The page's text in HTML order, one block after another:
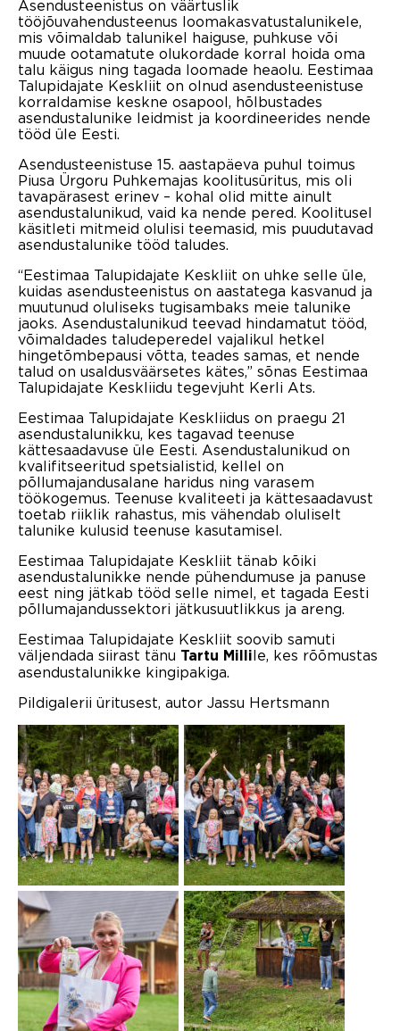
Asendusteenistus on väärtuslik
tööjõuvahendusteenus loomakasvatustalunikele,
mis võimaldab talunikel haiguse, puhkuse või
muude ootamatute olukordade korral hoida oma
talu käigus ning tagada loomade heaolu. Eestimaa
Talupidajate Keskliit on olnud asendusteenistuse
korraldamise keskne osapool, hõlbustades
asendustalunike leidmist ja koordineerides nende
tööd üle Eesti.
Asendusteenistuse 15. aastapäeva puhul toimus
Piusa Ürgoru Puhkemajas koolitusüritus, mis oli
tavapärasest erinev – kohal olid mitte ainult
asendustalunikud, vaid ka nende pered. Koolitusel
käsitleti mitmeid olulisi teemasid, mis puudutavad
asendustalunike tööd taludes.
“Eestimaa Talupidajate Keskliit on uhke selle üle,
kuidas asendusteenistus on aastatega kasvanud ja
muutunud oluliseks tugisambaks meie talunike
jaoks. Asendustalunikud teevad hindamatut tööd,
võimaldades taludeperedel vajalikul hetkel
hingetõmbepausi võtta, teades samas, et nende
talud on usaldusväärsetes kätes,” sõnas Eestimaa
Talupidajate Keskliidu tegevjuht Kerli Ats.
Eestimaa Talupidajate Keskliidus on praegu 21
asendustalunikku, kes tagavad teenuse
kättesaadavuse üle Eesti. Asendustalunikud on
kvalifitseeritud spetsialistid, kellel on
põllumajandusalane haridus ning varasem
töökogemus. Teenuse kvaliteeti ja kättesaadavust
toetab riiklik rahastus, mis vähendab oluliselt
talunike kulusid teenuse kasutamisel.
Eestimaa Talupidajate Keskliit tänab kõiki
asendustalunikke nende pühendumuse ja panuse
eest ning jätkab tööd selle nimel, et tagada Eesti
põllumajandussektori jätkusuutlikkus ja areng.
Eestimaa Talupidajate Keskliit soovib samuti
väljendada siirast tänu Tartu Millile, kes rõõmustas
asendustalunikke kingipakiga.
Pildigalerii üritusest, autor Jassu Hertsmann